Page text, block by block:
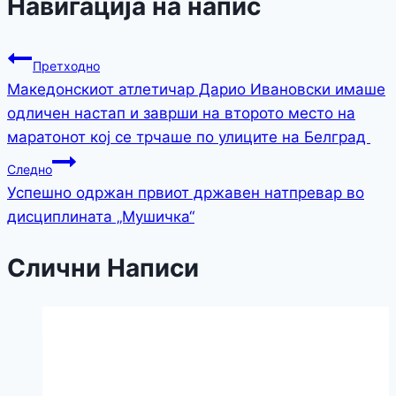
Навигација на напис
Претходно
Македонскиот атлетичар Дарио Ивановски имаше
одличен настап и заврши на второто место на
маратонот кој се трчаше по улиците на Белград
Следно
Успешно одржан првиот државен натпревар во
дисциплината „Мушичка“
Слични Написи